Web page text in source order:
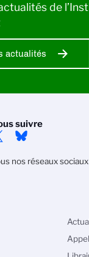
de
actualités
suivre
nos réseaux sociaux